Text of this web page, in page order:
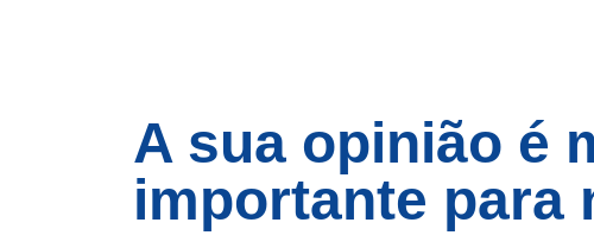
A sua opinião é
importante para